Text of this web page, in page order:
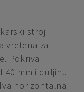
stroj
vretena za
Pokriva
40 mm i duljinu
horizontalna